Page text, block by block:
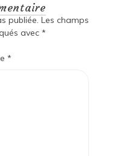
publiée. Les champs
avec *
*